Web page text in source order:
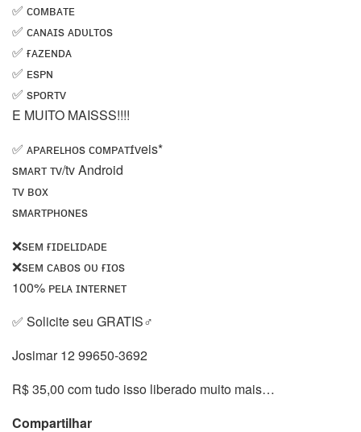
✅ ᴄᴏᴍʙᴀᴛᴇ
✅ ᴄᴀɴᴀɪs ᴀᴅᴜʟᴛᴏs
✅ ғᴀᴢᴇɴᴅᴀ
✅ ᴇsᴘɴ
✅ sᴘᴏʀᴛᴠ
E MUITO MAISSS!!!!
✅ ᴀᴘᴀʀᴇʟʜᴏs ᴄᴏᴍᴘᴀᴛɪ́ᴠeis*
sᴍᴀʀᴛ ᴛᴠ/tv Android
ᴛᴠ ʙᴏx
sᴍᴀʀᴛᴘʜᴏɴᴇs
❌sᴇᴍ ғɪᴅᴇʟɪᴅᴀᴅᴇ
❌sᴇᴍ ᴄᴀʙᴏs ᴏᴜ ғɪᴏs
100% ᴘᴇʟᴀ ɪɴᴛᴇʀɴᴇᴛ
✅ Solicite seu GRATIS‍♂️
Josimar 12 99650-3692
R$ 35,00 com tudo isso liberado muito mais…
Compartilhar